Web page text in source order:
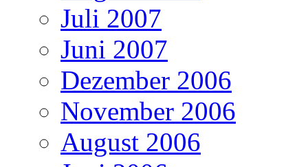
Juli 2007
Juni 2007
Dezember 2006
November 2006
August 2006